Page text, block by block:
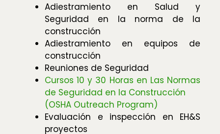
Adiestramiento en Salud y
Seguridad en la norma de la
construcción
Adiestramiento en equipos de
construcción
Reuniones de Seguridad
Cursos 10 y 30 Horas en Las Normas
de Seguridad en la Construcción
(OSHA Outreach Program)
Evaluación e inspección en EH&S
proyectos